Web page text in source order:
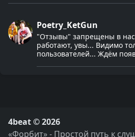
Poetry_KetGun
"Отзывы" запрещены в
работают, увы... Видимо
пользователей... Ждём
4beat © 2026
«Форбит» - Простой путь к